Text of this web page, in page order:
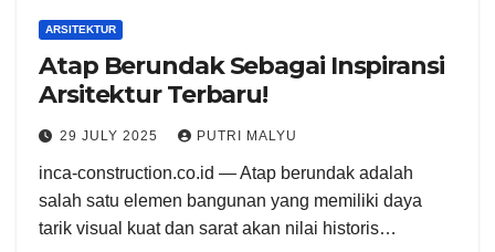
ARSITEKTUR
Atap Berundak Sebagai Inspiransi
Arsitektur Terbaru!
29 JULY 2025 PUTRI MALYU
inca-construction.co.id — Atap berundak adalah
salah satu elemen bangunan yang memiliki daya
tarik visual kuat dan sarat akan nilai historis…